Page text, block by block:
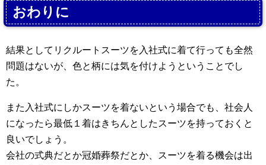
おわりに
結果としてリクルートスーツを入社式に着て行っても全然
問題はないが、色と柄には気を付けようということでし
た。
また入社式にしかスーツを着ないという場合でも、社会人
になったら最低１着はきちんとしたスーツを持っておくと
良いでしょう。
会社の式典だとか冠婚葬祭だとか、スーツを着る機会は出